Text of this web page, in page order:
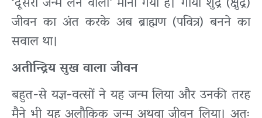
जीवन का अंत करके अब ब्राह्मण (पवित्र) बनने का
सवाल था।
अतीन्द्रिय सुख वाला जीवन
बहुत-से यज्ञ-वत्सों ने यह जन्म लिया और उनकी तरह